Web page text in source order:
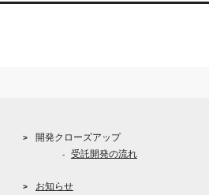
開発クローズアップ
受託開発の流れ
お知らせ